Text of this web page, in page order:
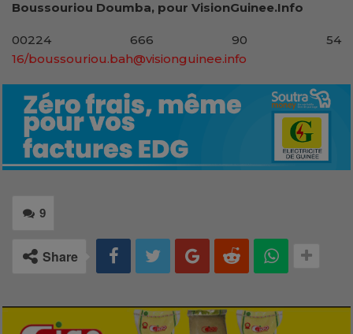
Boussouriou Doumba, pour VisionGuinee.Info
00224 666 90 54
16/boussouriou.bah@visionguinee.info
9
Share